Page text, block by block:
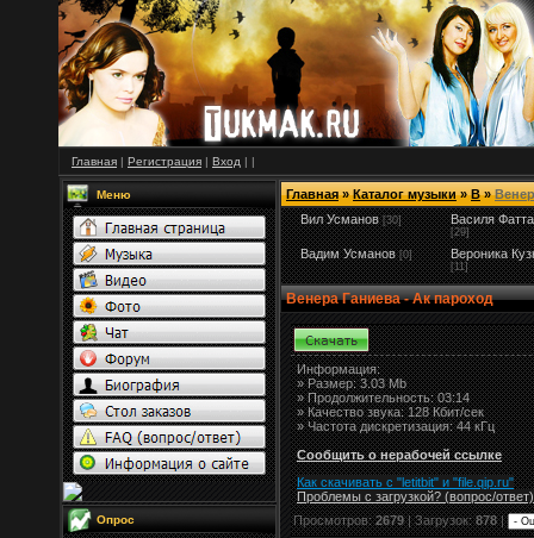
Главная | Регистрация | Вход | |
Меню
Опрос
Главная»Каталог музыки»В»
Вил Усманов [30] Василя
[29]
Вадим Усманов [0] Вероника
[11]
Венера Ганиева - Ак пароход
Информация:
»Размер:3.03 Mb
» Продолжительность: 03:14
» Качество звука: 128 Кбит/сек
» Частота дискретизация: 44 кГц
Сообщить о нерабочей ссылке
Как скачивать с "letitbit" и "file.qip.ru"
Проблемы с загрузкой? (вопрос/ответ)
Просмотров:2679| Загрузок:878|